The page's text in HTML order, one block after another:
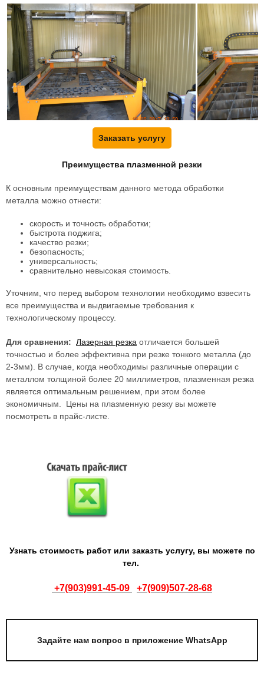
Заказать услугу
Преимущества плазменной резки
К основным преимуществам данного метода обработки
металла можно отнести:
скорость и точность обработки;
быстрота поджига;
качество резки;
безопасность;
универсальность;
сравнительно невысокая стоимость.
Уточним, что перед выбором технологии необходимо взвесить
все преимущества и выдвигаемые требования к
технологическому процессу.
Для сравнения: Лазерная резка отличается большей
точностью и более эффективна при резке тонкого металла (до
2-3мм). В случае, когда необходимы различные операции с
металлом толщиной более 20 миллиметров, плазменная резка
является оптимальным решением, при этом более
экономичным. Цены на плазменную резку вы можете
посмотреть в прайс-листе.
Узнать стоимость работ или заказть услугу, вы можете по
тел.
+7(903)991-45-09 +7(909)507-28-68
Задайте нам вопрос в приложение WhatsApp